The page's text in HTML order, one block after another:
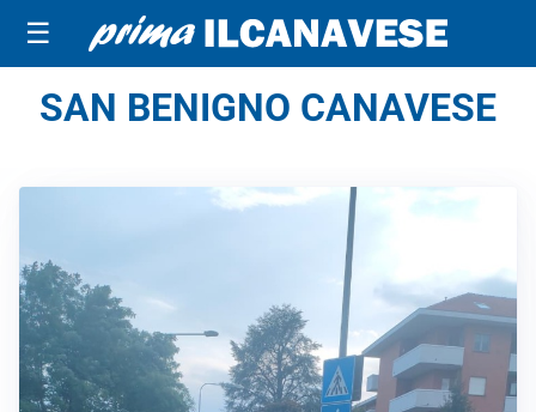
☰
SAN BENIGNO CANAVESE